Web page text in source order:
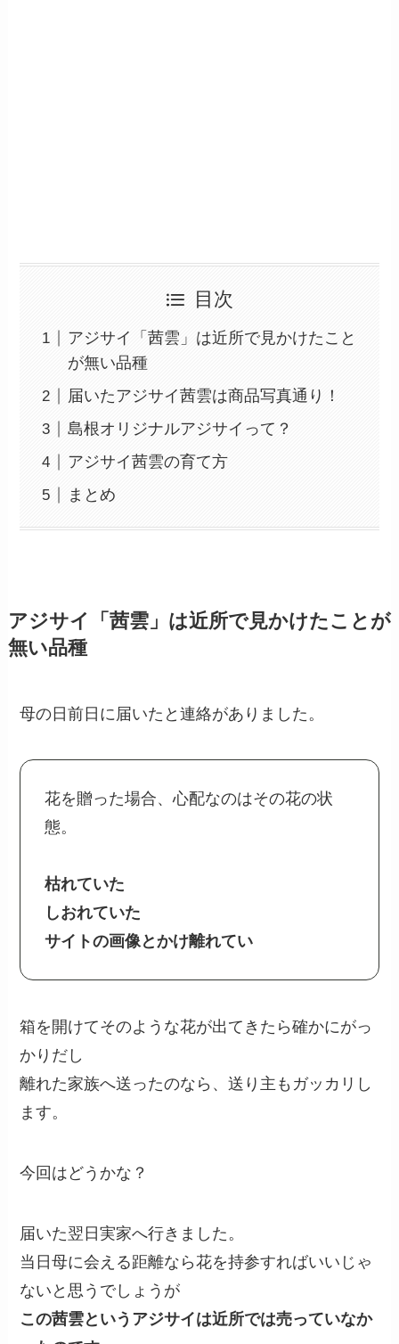
目次
アジサイ「茜雲」は近所で見かけたこと
が無い品種
届いたアジサイ茜雲は商品写真通り！
島根オリジナルアジサイって？
アジサイ茜雲の育て方
まとめ
アジサイ「茜雲」は近所で見かけたことが
無い品種
母の日前日に届いたと連絡がありました。
花を贈った場合、心配なのはその花の状
態。
枯れていた
しおれていた
サイトの画像とかけ離れてい
箱を開けてそのような花が出てきたら確かにがっ
かりだし
離れた家族へ送ったのなら、送り主もガッカリし
ます。
今回はどうかな？
届いた翌日実家へ行きました。
当日母に会える距離なら花を持参すればいいじゃ
ないと思うでしょうが
この茜雲というアジサイは近所では売っていなか